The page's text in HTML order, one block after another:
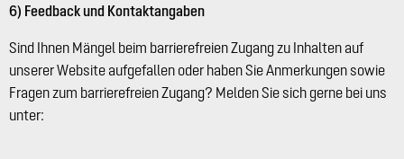
6) Feedback und Kontaktangaben
Sind Ihnen Mängel beim barrierefreien Zugang zu Inhalten auf
unserer Website aufgefallen oder haben Sie Anmerkungen sowie
Fragen zum barrierefreien Zugang? Melden Sie sich gerne bei uns
unter: